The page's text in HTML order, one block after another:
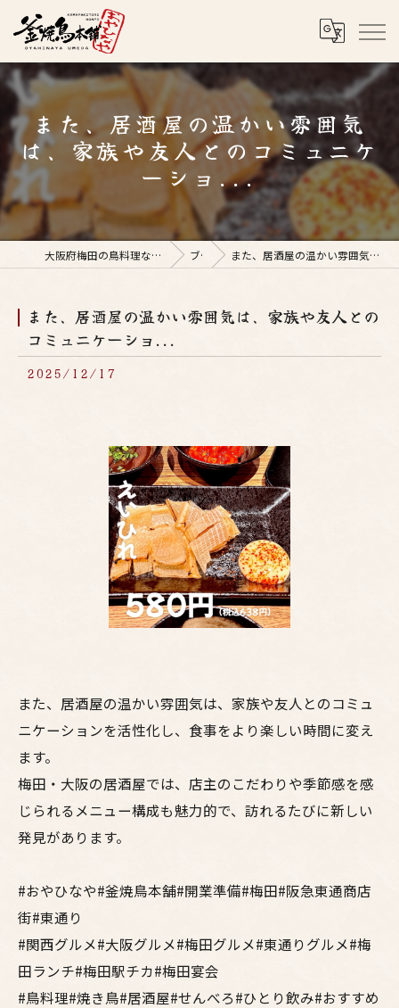
また、居酒屋の温かい雰囲気
は、家族や友人とのコミュニケ
ーショ...
大阪府梅田の鳥料理なら釜焼鳥本舗おやひなや 梅田店 ブログ また、居酒屋の温かい雰囲気は、家族や友人とのコミュニケーショ...
また、居酒屋の温かい雰囲気は、家族や友人との
コミュニケーショ...
2025/12/17
また、居酒屋の温かい雰囲気は、家族や友人とのコミュ
ニケーションを活性化し、食事をより楽しい時間に変え
ます。
梅田・大阪の居酒屋では、店主のこだわりや季節感を感
じられるメニュー構成も魅力的で、訪れるたびに新しい
発見があります。
#おやひなや#釜焼鳥本舗#開業準備#梅田#阪急東通商店
街#東通り
#関西グルメ#大阪グルメ#梅田グルメ#東通りグルメ#梅
田ランチ#梅田駅チカ#梅田宴会
#鳥料理#焼き鳥#居酒屋#せんべろ#ひとり飲み#おすすめ